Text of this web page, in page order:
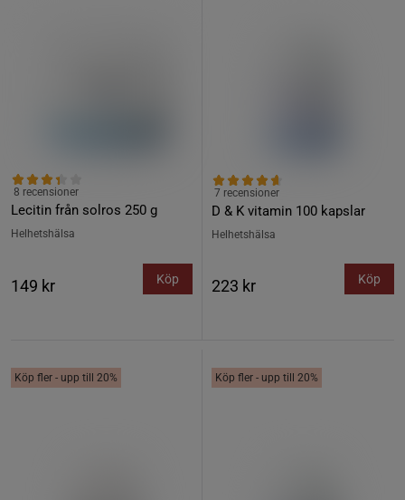
Lecitin från solros 250 g
8 recensioner
Helhetshälsa
149 kr Köp
D & K vitamin 100 kapslar
7 recensioner
Helhetshälsa
223 kr Köp
Köp fler - upp till 20% Köp fler - upp till 20%